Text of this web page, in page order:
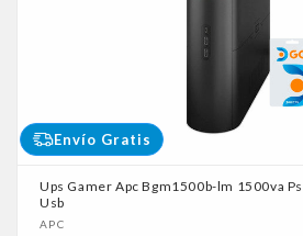
Envío Gratis
Ups Gamer Apc Bgm1500b-lm 1500va
Usb
Proveedor:
APC